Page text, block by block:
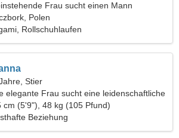
Frau sucht einen Mann
Polen
Rollschuhlaufen
Stier
elegante Frau sucht eine leidenschaftliche
cm (5'9"), 48 kg (105 Pfund)
Beziehung